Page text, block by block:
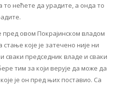
нећете да урадите, а онда то
пред овом Покрајинском владом
које је затечено није ни
сваки председник владе и сваки
тим за који верује да може да
је он пред њих поставио. Са